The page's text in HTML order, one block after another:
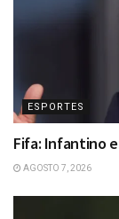
ESPORTES
Fifa: Infantino
AGOSTO 7, 2026